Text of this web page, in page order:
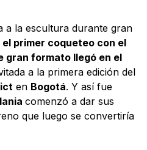
a la escultura durante gran
el primer coqueteo con el
gran formato llegó en el
a la primera edición del
en Bogotá. Y así fue
comenzó a dar sus
que luego se convertiría